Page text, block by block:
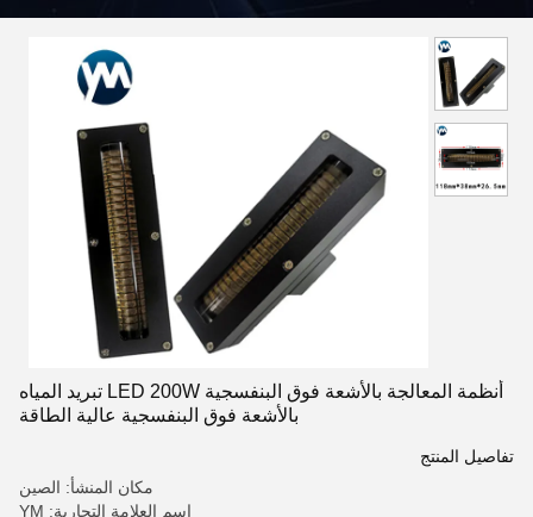
أنظمة المعالجة بالأشعة فوق البنفسجية LED 200W تبريد المياه
بالأشعة فوق البنفسجية عالية الطاقة
تفاصيل المنتج
مكان المنشأ: الصين
اسم العلامة التجارية: YM